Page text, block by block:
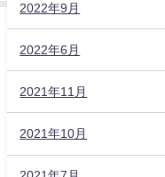
2022年9月
2022年6月
2021年11月
2021年10月